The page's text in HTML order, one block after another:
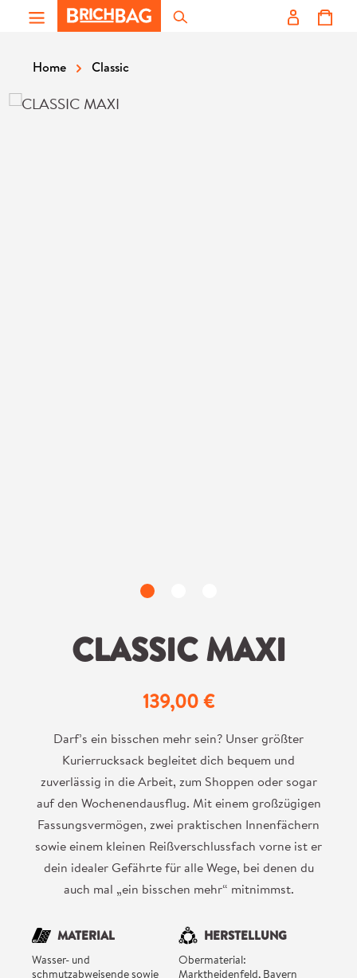
Zum Hauptinhalt springen
Home Classic
Bildergalerie überspringen
CLASSIC MAXI
Regulärer Preis:
139,00 €
Darf’s ein bisschen mehr sein? Unser größter
Kurierrucksack begleitet dich bequem und
zuverlässig in die Arbeit, zum Shoppen oder sogar
auf den Wochenendausflug. Mit einem großzügigen
Fassungsvermögen, zwei praktischen Innenfächern
sowie einem kleinen Reißverschlussfach vorne ist er
dein idealer Gefährte für alle Wege, bei denen du
auch mal „ein bisschen mehr“ mitnimmst.
MATERIAL
Wasser- und
schmutzabweisende sowie
HERSTELLUNG
Obermaterial:
Marktheidenfeld, Bayern